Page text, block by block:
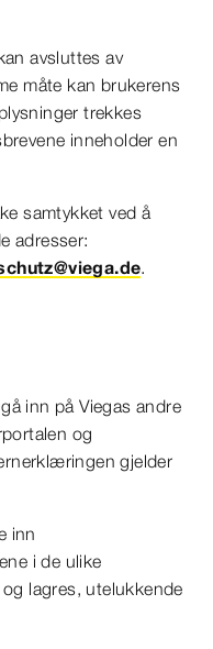
avsluttes av
måte kan brukerens
trekkes
inneholder en
samtykket ved å
adresser:
.
inn på Viegas andre
og
gjelder
inn
i de ulike
lagres, utelukkende